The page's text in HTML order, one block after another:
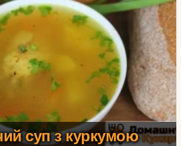
суп з куркумою